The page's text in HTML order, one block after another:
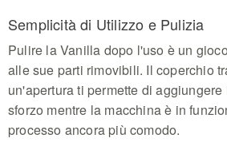
Semplicità di Utilizzo e Pulizia
Pulire la Vanilla dopo l'uso è un
alle sue parti rimovibili. Il coperchio
un'apertura ti permette di
sforzo mentre la macchina è in
processo ancora più comodo.